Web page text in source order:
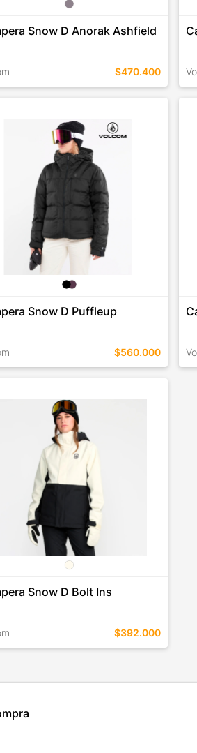
Snow D Anorak Ashfield
$470.400
COMPRAR
Snow D Puffleup
$560.000
COMPRAR
Snow D Bolt Ins
$392.000